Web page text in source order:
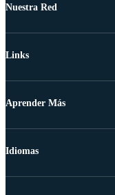
Nuestra Red
Links
Aprender Más
Idiomas